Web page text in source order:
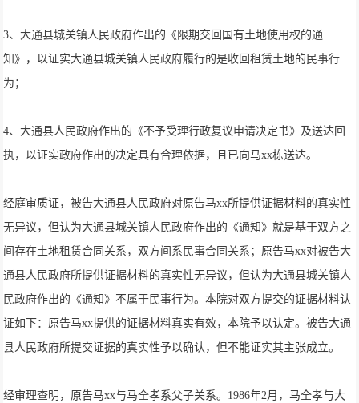
3、大通县城关镇人民政府作出的《限期交回国有土地使用权的通
知》，以证实大通县城关镇人民政府履行的是收回租赁土地的民事行
为；
4、大通县人民政府作出的《不予受理行政复议申请决定书》及送达回
执，以证实政府作出的决定具有合理依据，且已向马xx栋送达。
经庭审质证，被告大通县人民政府对原告马xx所提供证据材料的真实性
无异议，但认为大通县城关镇人民政府作出的《通知》就是基于双方之
间存在土地租赁合同关系，双方间系民事合同关系；原告马xx对被告大
通县人民政府所提供证据材料的真实性无异议，但认为大通县城关镇人
民政府作出的《通知》不属于民事行为。本院对双方提交的证据材料认
证如下：原告马xx提供的证据材料真实有效，本院予以认定。被告大通
县人民政府所提交证据的真实性予以确认，但不能证实其主张成立。
经审理查明，原告马xx与马全孝系父子关系。1986年2月，马全孝与大